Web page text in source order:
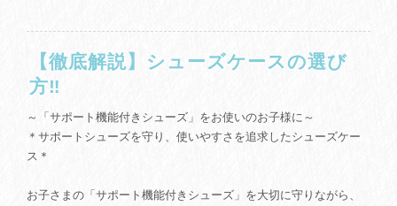
【徹底解説】シューズケースの選び
方‼
～「サポート機能付きシューズ」をお使いのお子様に～
＊サポートシューズを守り、使いやすさを追求したシューズケー
ス＊
お子さまの「サポート機能付きシューズ」を大切に守りながら、